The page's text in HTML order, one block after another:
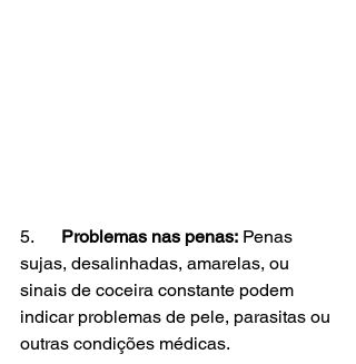
5. Problemas nas penas: Penas
sujas, desalinhadas, amarelas, ou
sinais de coceira constante podem
indicar problemas de pele, parasitas ou
outras condições médicas.